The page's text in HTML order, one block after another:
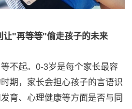
让"再等等"偷走孩子的未来
不起。0-3岁是每个家长最容
期，家长会担心孩子的言语识
育、心理健康等方面是否与同